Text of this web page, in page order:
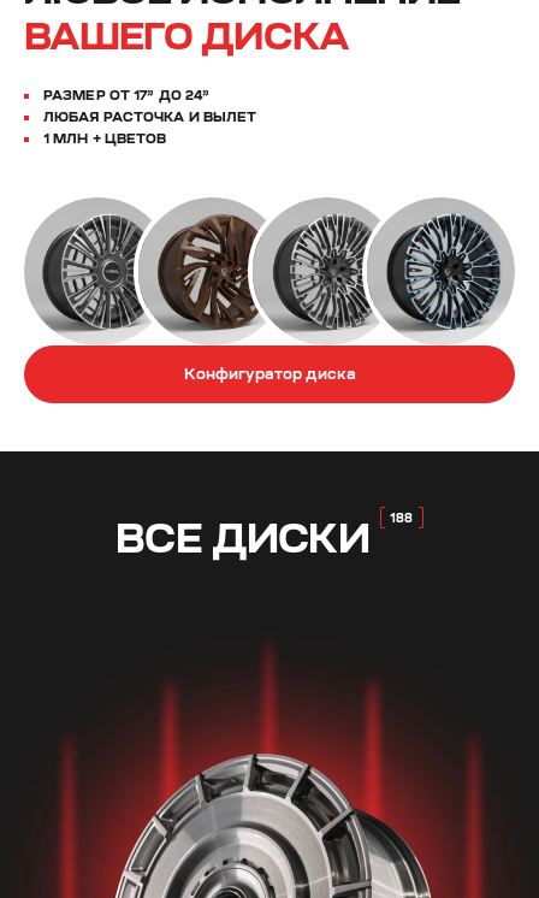
ВАШЕГО ДИСКА
РАЗМЕР ОТ 17” ДО 24”
ЛЮБАЯ РАСТОЧКА И ВЫЛЕТ
1 МЛН + ЦВЕТОВ
Конфигуратор диска
ВСЕ ДИСКИ